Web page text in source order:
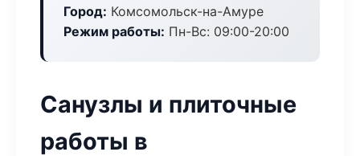
Город: Комсомольск-на-Амуре
Режим работы: Пн-Вс: 09:00-20:00
Санузлы и плиточные
работы в